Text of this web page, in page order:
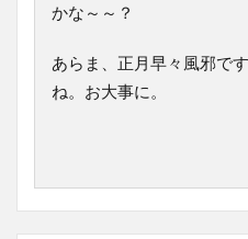
かな～～？
あらま、正月早々風邪で
ね。お大事に。